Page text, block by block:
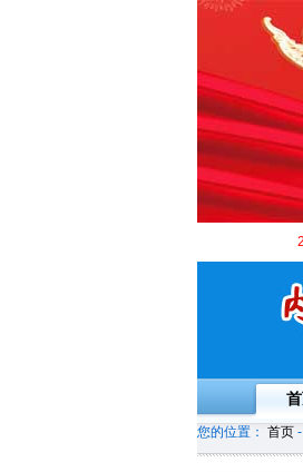
您的位置： 首页